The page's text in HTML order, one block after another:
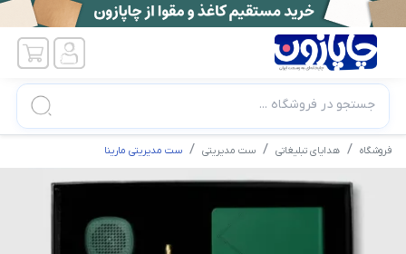
جستجو در فروشگاه ...
فروشگاه هدایای تبلیغاتی ست مدیریتی ست مدیریتی مارینا